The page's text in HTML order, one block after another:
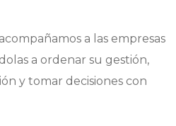
acompañamos a las empresas
a ordenar su gestión,
y tomar decisiones con